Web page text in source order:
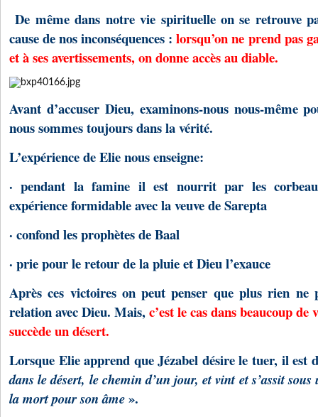
De même dans notre vie spirituelle on se retrouve
cause de nos inconséquences :lorsqu’on ne prend pas
et à ses avertissements, on donne accès au diable.
Avant d’accuser Dieu, examinons-nous nous-même
nous sommes toujours dans la vérité.
L’expérience de Elie nous enseigne:
· pendant la famine il est nourrit par les
expérience formidable avec la veuve de Sarepta
· confond les prophètes de Baal
· prie pour le retour de la pluie et Dieu l’exauce
Après ces victoires on peut penser que plus rien ne
relation avec Dieu. Mais,c’est le cas dans beaucoup de
succède un désert.
Lorsque Elie apprend que Jézabel désire le tuer, il est
dans le désert, le chemin d’un jour, et vint et s’assit
la mort pour son âme».